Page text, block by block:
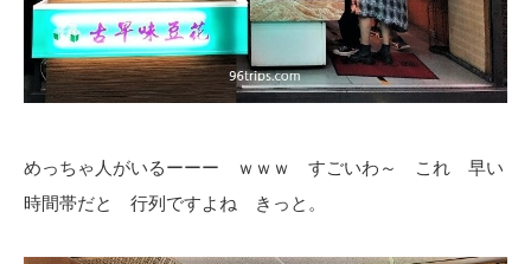
めっちゃ人がいるーーー ｗｗｗ すごいわ～ これ 早い
時間帯だと 行列ですよね きっと。